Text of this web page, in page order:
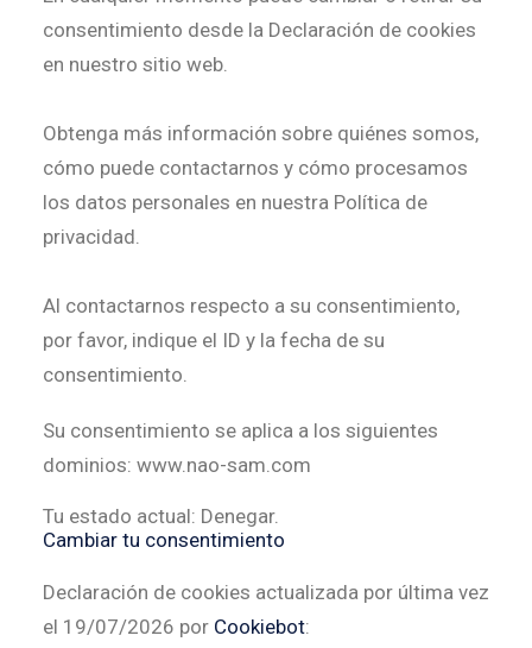
consentimiento desde la Declaración de cookies
en nuestro sitio web.
Obtenga más información sobre quiénes somos,
cómo puede contactarnos y cómo procesamos
los datos personales en nuestra Política de
privacidad.
Al contactarnos respecto a su consentimiento,
por favor, indique el ID y la fecha de su
consentimiento.
Su consentimiento se aplica a los siguientes
dominios: www.nao-sam.com
Tu estado actual: Denegar.
Cambiar tu consentimiento
Declaración de cookies actualizada por última vez
el 19/07/2026 por Cookiebot: